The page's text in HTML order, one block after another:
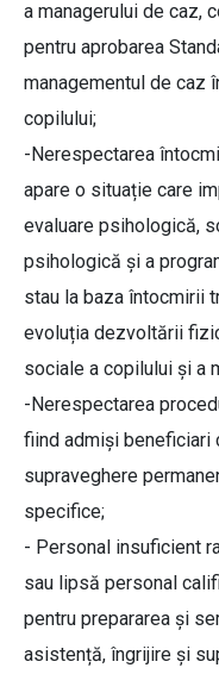
a managerului de caz,
pentru aprobarea
managementul de caz
copilului;
-Nerespectarea
apare o situație care
evaluare psihologică,
psihologică și a
stau la baza întocmirii
evoluția dezvoltării
sociale a copilului și a
-Nerespectarea
fiind admiși beneficiari
supraveghere
specifice;
- Personal insuficient
sau lipsă personal
pentru prepararea și
asistență, îngrijire și